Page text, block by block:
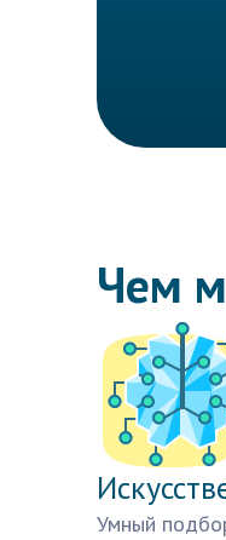
Чем
Умный